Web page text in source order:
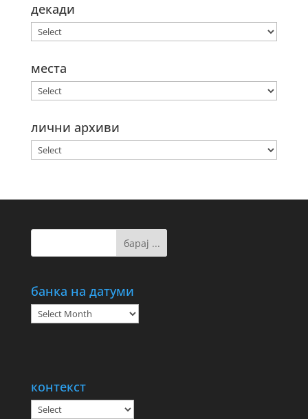
декади
места
лични архиви
банка на датуми
банка
на
контекст